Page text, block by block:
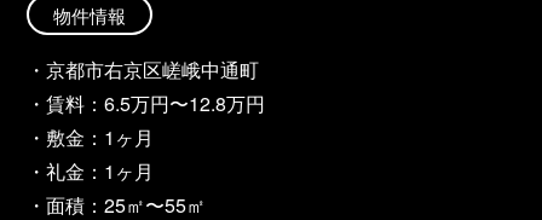
物件情報
・京都市右京区嵯峨中通町
・賃料：6.5万円〜12.8万円
・敷金：1ヶ月
・礼金：1ヶ月
・面積：25㎡〜55㎡